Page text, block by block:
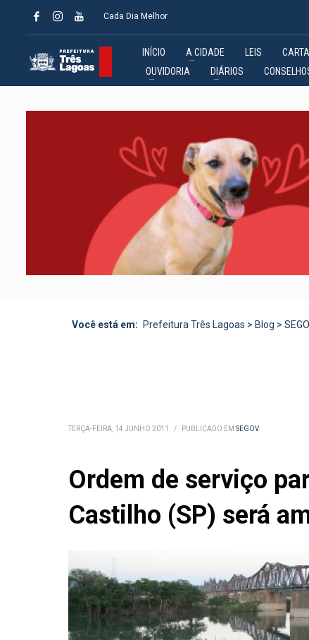
Cada Dia Melhor
INÍCIO A CIDADE LEIS
OUVIDORIA
DIÁRIOS
Você está em: Prefeitura Três Lagoas > Blog >
TERÇA-FEIRA, 14 JUNHO 2011 / PUBLICADO EM SEGOV
Ordem de serviço
Castilho (SP) será